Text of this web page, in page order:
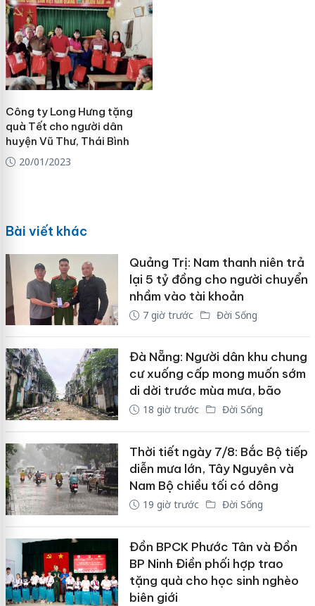
Công ty Long Hưng tặng
quà Tết cho người dân
huyện Vũ Thư, Thái Bình
20/01/2023
Bài viết khác
Quảng Trị: Nam thanh niên trả
lại 5 tỷ đồng cho người chuyển
nhầm vào tài khoản
7 giờ trước Đời Sống
Đà Nẵng: Người dân khu chung
cư xuống cấp mong muốn sớm
di dời trước mùa mưa, bão
18 giờ trước Đời Sống
Thời tiết ngày 7/8: Bắc Bộ tiếp
diễn mưa lớn, Tây Nguyên và
Nam Bộ chiều tối có dông
19 giờ trước Đời Sống
Đồn BPCK Phước Tân và Đồn
BP Ninh Điền phối hợp trao
tặng quà cho học sinh nghèo
biên giới